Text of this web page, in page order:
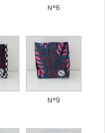
N°6
N°9